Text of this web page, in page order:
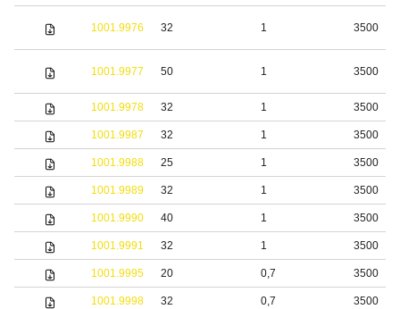
1001.9976 32 1 3500
1001.9977 50 1 3500
1001.9978 32 1 3500
1001.9987 32 1 3500
1001.9988 25 1 3500
1001.9989 32 1 3500
1001.9990 40 1 3500
1001.9991 32 1 3500
1001.9995 20 0,7 3500
1001.9998 32 0,7 3500